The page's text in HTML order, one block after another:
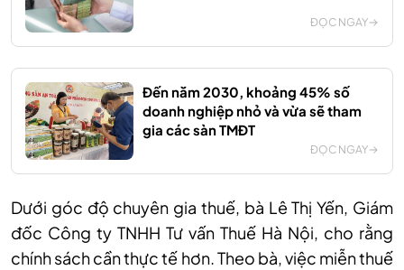
ĐỌC NGAY
Đến năm 2030, khoảng 45% số
doanh nghiệp nhỏ và vừa sẽ tham
gia các sàn TMĐT
ĐỌC NGAY
Dưới góc độ chuyên gia thuế, bà Lê Thị Yến, Giám
đốc Công ty TNHH Tư vấn Thuế Hà Nội, cho rằng
chính sách cần thực tế hơn. Theo bà, việc miễn thuế